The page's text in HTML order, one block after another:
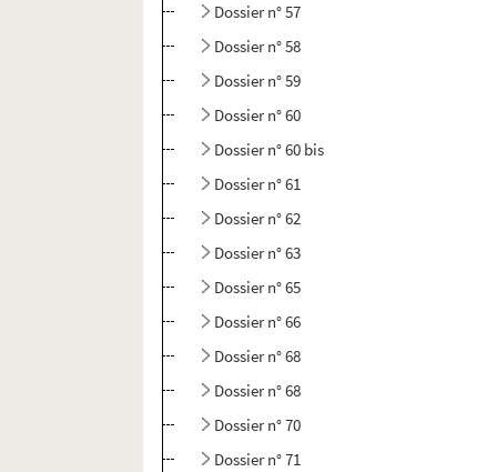
Dossier n° 57
Dossier n° 58
Dossier n° 59
Dossier n° 60
Dossier n° 60 bis
Dossier n° 61
Dossier n° 62
Dossier n° 63
Dossier n° 65
Dossier n° 66
Dossier n° 68
Dossier n° 68
Dossier n° 70
Dossier n° 71